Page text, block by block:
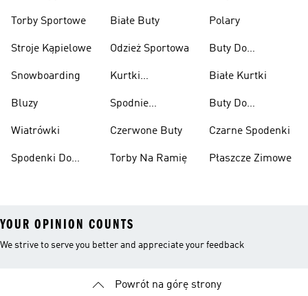
Torby Sportowe
Stroje Kąpielowe
Snowboarding
Bluzy
Wiatrówki
Spodenki Do
Białe Buty
Odzież Sportowa
Kurtki
Spodnie
Czerwone Buty
Torby Na Ramię
Polary
Buty Do
Ciężarów
Białe Kurtki
Buty Do
Czarne Spodenki
Płaszcze Zimowe
YOUR OPINION COUNTS
We strive to serve you better and appreciate your feedback
Powrót na górę strony